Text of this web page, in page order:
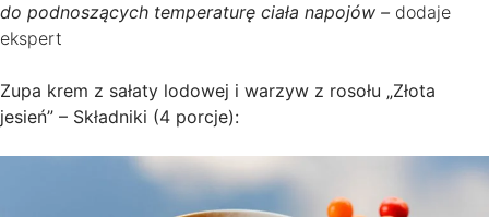
do podnoszących temperaturę ciała napojów – dodaje
ekspert
Zupa krem z sałaty lodowej i warzyw z rosołu „Złota
jesień” – Składniki (4 porcje):